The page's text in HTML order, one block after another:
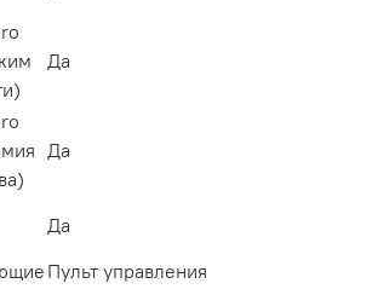
Да
Да
Да
Пульт управления